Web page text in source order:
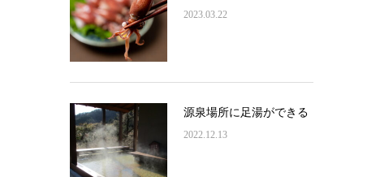
2023.03.22
源泉場所に足湯ができる
2022.12.13